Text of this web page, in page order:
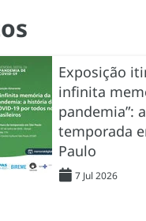
Exposição
infinita
pandemia”:
temporada
Paulo
7 Jul 2026